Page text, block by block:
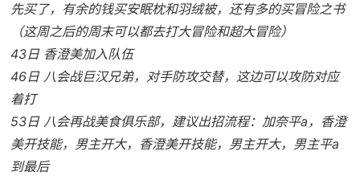
先买了，有余的钱买安眠枕和羽绒被，还有多的买冒险之书
（这周之后的周末可以都去打大冒险和超大冒险）
43日 香澄美加入队伍
46日 八会战巨汉兄弟，对手防攻交替，这边可以攻防对应
着打
53日 八会再战美食俱乐部，建议出招流程：加奈平a，香澄
美开技能，男主开大，香澄美开技能，男主开大，男主平a
到最后